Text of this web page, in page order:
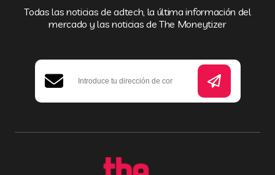
Todas las noticias de adtech, la última información del
mercado y las noticias de The Moneytizer